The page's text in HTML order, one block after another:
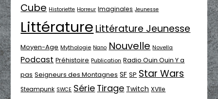
Cube Historiette Horreur Imaginales Jeunesse
Littérature Littérature Jeunesse
Moyen-Age Mythologie Nano Nouvelle Novella
Podcast Préhistoire Publication Radio Ouin Ouin Y a
pas Seigneurs des Montagnes SF SP Star Wars
Steampunk SWCE Série Tirage Twitch XVIIe